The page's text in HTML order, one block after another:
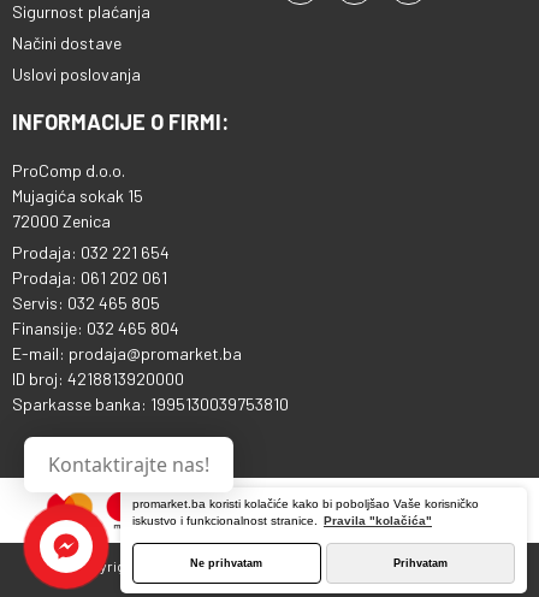
promarket.ba koristi kolačiće kako bi poboljšao Vaše korisničko
iskustvo i funkcionalnost stranice.
Pravila "kolačića"
Ne prihvatam Prihvatam
Sigurnost plaćanja
Načini dostave
Uslovi poslovanja
INFORMACIJE O FIRMI:
ProComp d.o.o.
Mujagića sokak 15
72000 Zenica
Prodaja: 032 221 654
Prodaja: 061 202 061
Servis: 032 465 805
Finansije: 032 465 804
E-mail: prodaja@promarket.ba
ID broj: 4218813920000
Sparkasse banka: 1995130039753810
Copyright © 2013 - 2026 ProComp d.o.o. Sva prava pridržana.
Kontaktirajte nas!